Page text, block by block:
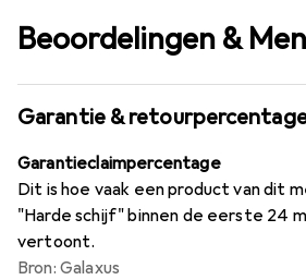
Beoordelingen &
Garantie &
Garantieclaimpercentage
Dit is hoe vaak een product van dit
"Harde schijf" binnen de eerste 24
vertoont.
Bron: Galaxus